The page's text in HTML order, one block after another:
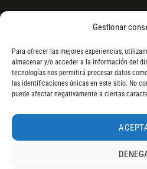
Gestionar
Para ofrecer las mejores experiencias,
almacenar y/o acceder a la información del
tecnologías nos permitirá procesar datos
las identificaciones únicas en este sitio. No
puede afectar negativamente a ciertas
* Financiación instantánea con
los detallespor
* Los modelos con entrega inmediata
pago; los de bajo pedido se confirman
servir el producto, se devuelve el